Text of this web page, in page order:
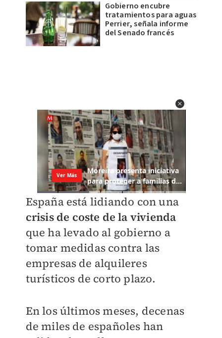
Gobierno encubre
tratamientos para aguas
Perrier, señala informe
del Senado francés
España está lidiando con una
crisis de coste de la vivienda
que ha levado al gobierno a
tomar medidas contra las
empresas de alquileres
turísticos de corto plazo.
En los últimos meses, decenas
de miles de españoles han